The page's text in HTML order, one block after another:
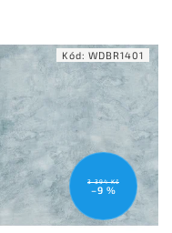
3 394 Kč
–9 %
Kód: WDBR1401